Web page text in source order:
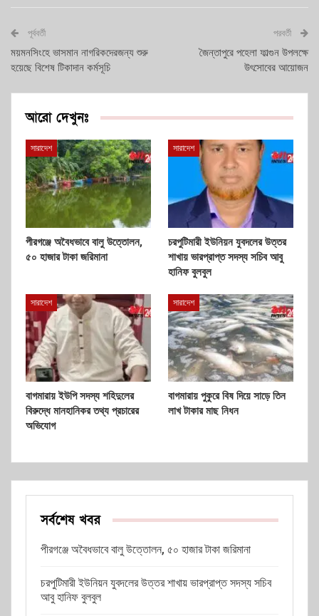
পূর্ববর্তী
ময়মনসিংহে ভাসমান নাগরিকদেরজন্য শুরু
হয়েছে বিশেষ টিকাদান কর্মসূচি
পরবর্তী
জৈন্তাপুরে পহেলা ফাল্গুন উপলক্ষে
উৎসোবের আয়োজন
আরো দেখুনঃ
সারাদেশ
পীরগঞ্জে অবৈধভাবে বালু উত্তোলন,
৫০ হাজার টাকা জরিমানা
সারাদেশ
চরপুটিমারী ইউনিয়ন যুবদলের উত্তর
শাখায় ভারপ্রাপ্ত সদস্য সচিব আবু
হানিফ বুলবুল
সারাদেশ
বাগমারায় ইউপি সদস্য শহিদুলের
বিরুদ্ধে মানহানিকর তথ্য প্রচারের
অভিযোগ
সারাদেশ
বাগমারায় পুকুরে বিষ দিয়ে সাড়ে তিন
লাখ টাকার মাছ নিধন
সর্বশেষ খবর
পীরগঞ্জে অবৈধভাবে বালু উত্তোলন, ৫০ হাজার টাকা জরিমানা
চরপুটিমারী ইউনিয়ন যুবদলের উত্তর শাখায় ভারপ্রাপ্ত সদস্য সচিব
আবু হানিফ বুলবুল